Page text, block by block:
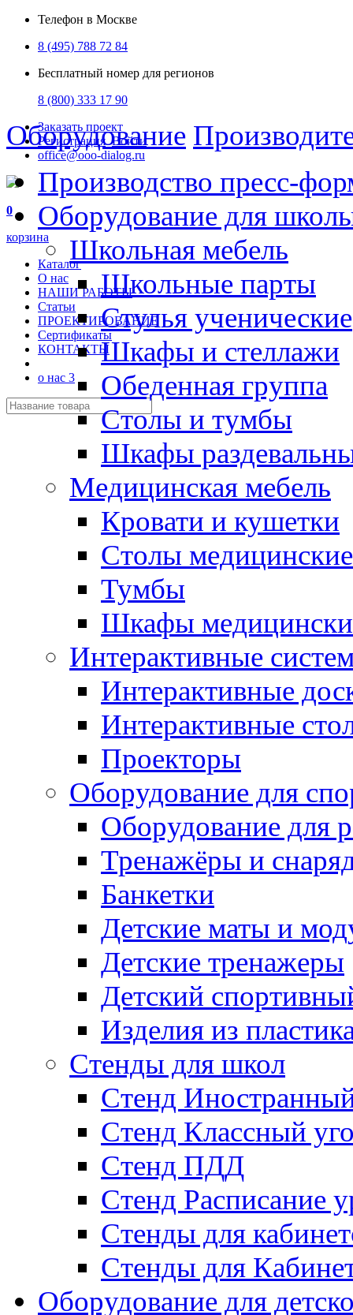
Телефон в Москве
8 (495) 788 72 84
Бесплатный номер для регионов
8 (800) 333 17 90
Заказать проект
Регистрация Войти
office@ooo-dialog.ru
0
корзина
Каталог
О нас
НАШИ РАБОТЫ
Статьи
ПРОЕКТИРОВАНИЕ
Сертификаты
КОНТАКТЫ
о нас 3
Оборудование
Производство пресс-
Оборудование для
Школьная мебель
Школьные парты
Стулья ученические
Шкафы и стеллажи
Обеденная группа
Столы и тумбы
Шкафы
Медицинская мебель
Кровати и кушетки
Столы медицинские
Тумбы
Шкафы
Интерактивные
Интерактивные
Интерактивные
Проекторы
Оборудование для
Оборудование для
Тренажёры и
Банкетки
Детские маты и
Детские тренажеры
Детский
Изделия из
Стенды для школ
Стенд
Стенд Классный
Стенд ПДД
Стенд Расписание
Стенды для
Стенды для
Оборудование для